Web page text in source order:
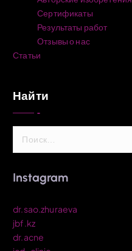
Сертификаты
Результаты работ
Отзывы о нас
Статьи
Найти
тInstagram
dr.sao.zhuraeva
jbf.kz
dr.acne